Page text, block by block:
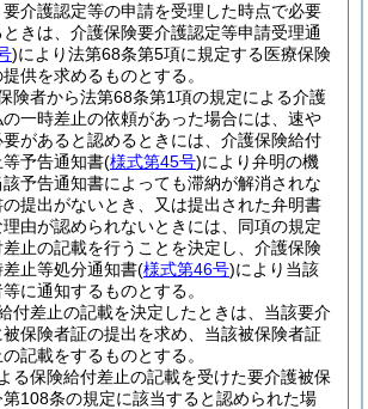
介護認定等の申請を受理した時点で必要
きは、介護保険要介護認定等申請受理通
)により法第68条第5項に規定する医療保険
供を求めるものとする。
険者から法第68条第1項の規定による介護
一時差止の依頼があった場合には、速や
があると認めるときには、介護保険給付
予告通知書(様式第45号)により弁明の機
予告通知書によっても滞納が解消されな
提出がないとき、又は提出された弁明書
由が認められないときには、同項の規定
止の記載を行うことを決定し、介護保険
止等処分通知書(様式第46号)により当該
に通知するものとする。
付差止の記載を決定したときは、当該要介
保険者証の提出を求め、当該被保険者証
記載をするものとする。
る保険給付差止の記載を受けた要介護被保
108条の規定に該当すると認められた場